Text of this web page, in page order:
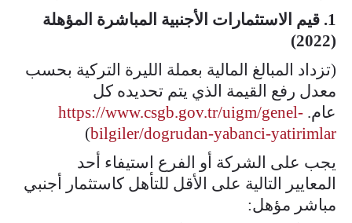
1. قيم الاستثمارات الأجنبية المباشرة المؤهلة
(2022)
(تزداد المبالغ المالية بعملة الليرة التركية بحسب
معدل رفع القيمة الذي يتم تحديده كل
عام. https://www.csgb.gov.tr/uigm/genel-
bilgiler/dogrudan-yabanci-yatirimlar
)
يجب على الشركة أو الفرع استيفاء أحد
المعايير التالية على الأقل للتأهل كاستثمار أجنبي
مباشر مؤهل: